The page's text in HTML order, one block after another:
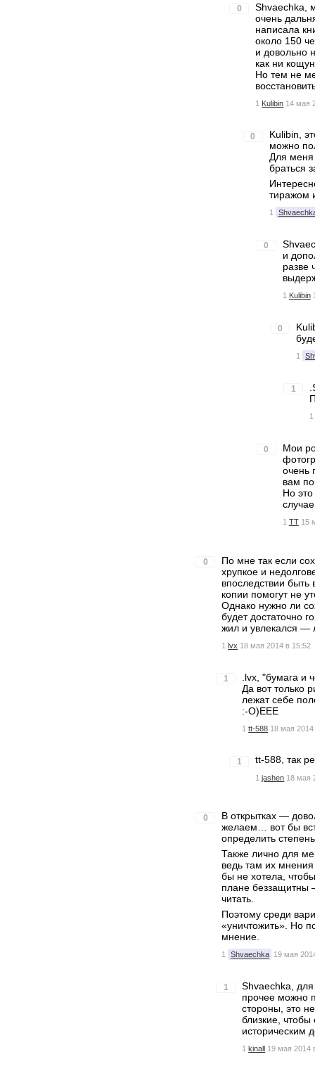
0
Shvaechka,
очень
написала
около 150
и довольно
как ни
Но тем не
1 Kulibin 14 мая
0
Kulibin,
можно
Для меня
браться
тиражом
1
0
и
разве
1 Kulibin
0
1
1
1
0
Мои
очень
вам
Но
1 TT 15
0
По мне так если
хрупкое и
впоследствии
копии помогут не
Однако нужно ли
будет достаточно
жил и увлекался —
1 lvx 18 мая 2014 в 15:52
1
.lvx, "бумага и
Да вот только
лежат себе
:-О)ЕЕЕ
1 tt-588 18 мая
1 tt-588, так
1 jashen 18 мая
0
В открытках —
желаем… вот бы
определить
Также лично для
ведь там их мнения
бы не хотела,
плане беззащитны
читать.
Поэтому среди
«уничтожить». Но
мнение.
1 Shvaechka 19 мая
1
Shvaechka,
прочее можно
стороны, это
близкие,
историческим
1 kinall 19 мая 2014